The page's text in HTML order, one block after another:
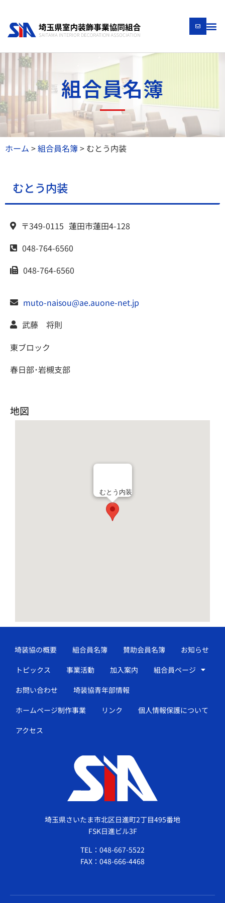
組合員名簿
ホーム >組合員名簿> むとう内装
むとう内装
〒349-0115 蓮田市蓮田4-128
048-764-6560
048-764-6560
muto-naisou@ae.auone-net.jp
武藤 将則
東ブロック
春日部･岩槻支部
地図
むとう内装
埼玉県さいたま市北区日進町2丁目495番地
FSK日進ビル3F
TEL：048-667-5522
FAX：048-666-4468
埼装協の概要 組合員名簿 賛助会員名簿
お知らせ
トピックス
事業活動 加入案内
組合員ページ
お問い合わせ
埼装協青年部情報
ホームページ制作事業
リンク
個人情報保護について
アクセス